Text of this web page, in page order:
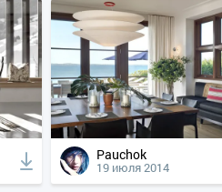
Pauchok
19 июля 2014